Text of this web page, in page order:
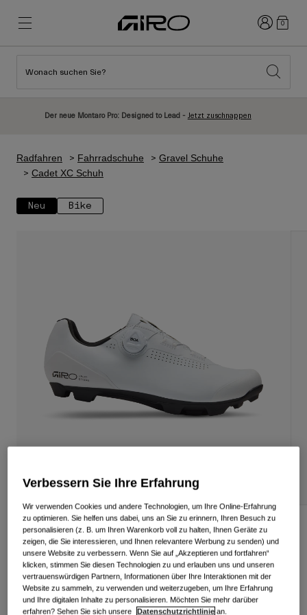
Neuzugänge
Helme
Rennrad Helme
Schuhe
Rennrad Schuhe
Mountainbike Schuhe
Rennrad Bekleidung
Mountainbike Bekleidung
Alle anzeigen
Neuzugänge
Helme
Ski
Ersatzgläser
Alle anzeigen
Kinder
Helme
Schutzbrillen
Anmelden
0
Wonach suchen Sie?
Der neue Montaro Pro: Designed to Lead - Jetzt zuschnappen
Radfahren Fahrradschuhe
Gravel Schuhe
Cadet XC Schuh
Neu Bike
Cadet XC Schuh
Artikelnr.38897
169,99 €
Verbessern Sie Ihre Erfahrung
Wir verwenden Cookies und andere Technologien, um Ihre Online-Erfahrung
zu optimieren. Sie helfen uns dabei, uns an Sie zu erinnern, Ihren Besuch zu
personalisieren (z. B. um Ihren Warenkorb voll zu halten, Ihnen Geräte zu
zeigen, die Sie interessieren, und Ihnen relevantere Werbung zu senden) und
unsere Website zu verbessern. Wenn Sie auf „Akzeptieren und fortfahren“
klicken, stimmen Sie diesen Technologien zu und erlauben uns und unseren
vertrauenswürdigen Partnern, Informationen über Ihre Interaktionen mit der
Website zu sammeln, zu verwenden und weiterzugeben, um Ihre Erfahrung
und Ihre digitalen Inhalte zu personalisieren. Möchten Sie mehr darüber
erfahren? Sehen Sie sich unsere
Datenschutzrichtlinie an.